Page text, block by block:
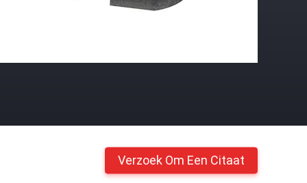
Verzoek Om Een Citaat